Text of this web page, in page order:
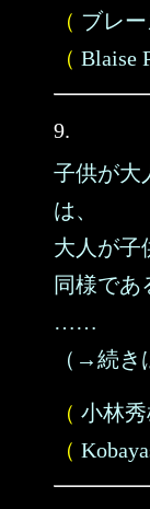
（ ブレ
（ Blaise
9.
子供が大
は、
大人が子
同様であ
……
（→続き
（ 小林
（